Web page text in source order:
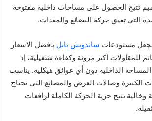
تتيح الحصول على مساحات داخلية مفتوحة
التي تعيق حركة البضائع والمعدات.
يجعل مستودعات ساندوتش بانل بافضل الاسعار
للمقاولات أكثر مرونة وكفاءة تشغيلية، إذ
الداخلية دون أي عوائق هيكلية. يناسب
الكبيرة وصالات العرض والمصانع التي تحتاج
تتيح حرية الحركة الكاملة لرافعات